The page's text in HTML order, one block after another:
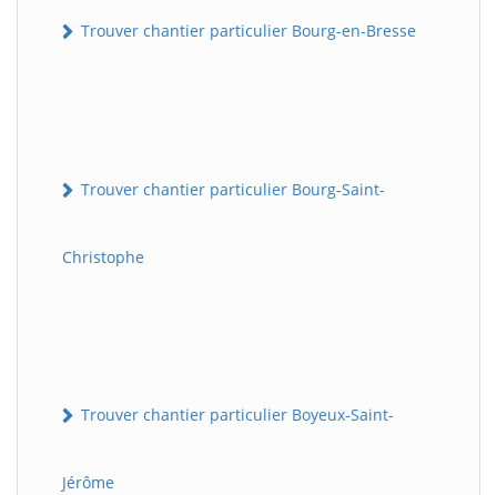
Trouver chantier particulier Bourg-en-Bresse
Trouver chantier particulier Bourg-Saint-
Christophe
Trouver chantier particulier Boyeux-Saint-
Jérôme